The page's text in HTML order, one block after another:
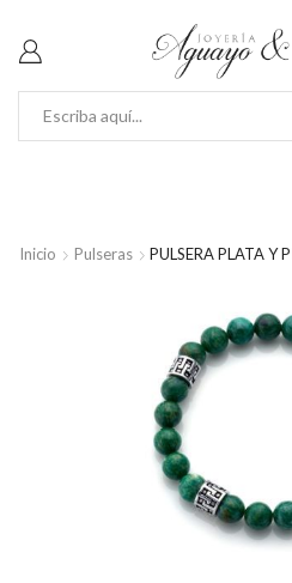
Inicio Pulseras PULSERA PLATA Y